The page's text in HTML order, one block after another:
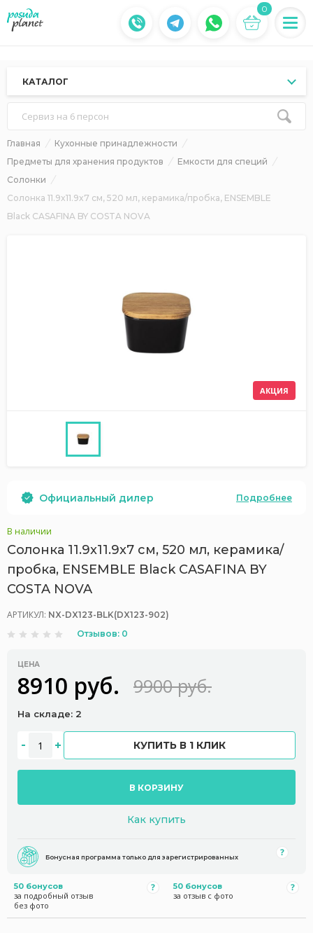
0
КАТАЛОГ
Сервиз на 6 персон
Главная
Кухонные принадлежности
Предметы для хранения продуктов
Емкости для специй
Солонки
Солонка 11.9x11.9x7 см, 520 мл, керамика/пробка, ENSEMBLE
Black CASAFINA BY COSTA NOVA
АКЦИЯ
Официальный дилер Подробнее
В наличии
Солонка 11.9x11.9x7 см, 520 мл, керамика/
пробка, ENSEMBLE Black CASAFINA BY
COSTA NOVA
АРТИКУЛ: NX-DX123-BLK(DX123-902)
Отзывов: 0
ЦЕНА
8910 руб. 9900 руб.
На складе: 2
КУПИТЬ В 1 КЛИК
В КОРЗИНУ
Как купить
Бонусная программа только для зарегистрированных
50 бонусов
за подробный отзыв
без фото
50 бонусов
за отзыв с фото